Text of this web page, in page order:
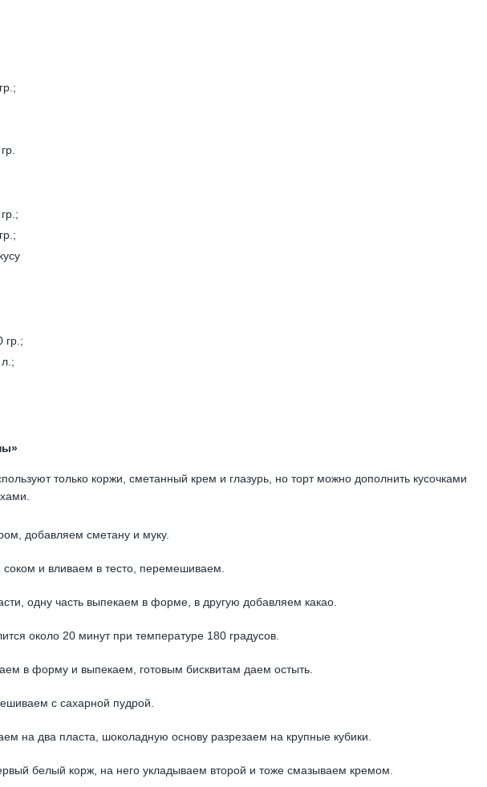
гр.;
только коржи, сметанный крем и глазурь, но торт можно дополнить кусочками
добавляем сметану и муку.
и вливаем в тесто, перемешиваем.
одну часть выпекаем в форме, в другую добавляем какао.
около 20 минут при температуре 180 градусов.
в форму и выпекаем, готовым бисквитам даем остыть.
с сахарной пудрой.
на два пласта, шоколадную основу разрезаем на крупные кубики.
белый корж, на него укладываем второй и тоже смазываем кремом.